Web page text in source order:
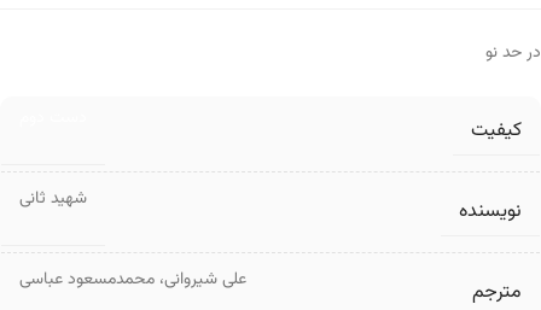
در حد نو
کیفیت
نویسنده شهید ثانی
مترجم علی شیروانی، محمدمسعود عباسی